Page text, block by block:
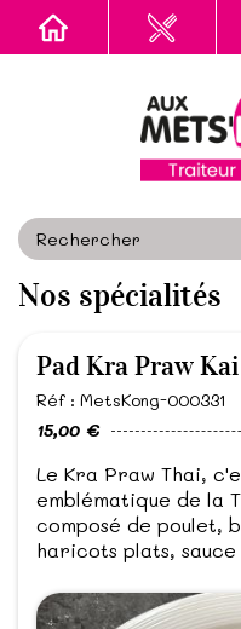
Nos spécialités
Pad Kra Praw Kai
Réf : MetsKong-000331
15,00 €
Le Kra Praw Thai,
emblématique de la
composé de poulet,
haricots plats,